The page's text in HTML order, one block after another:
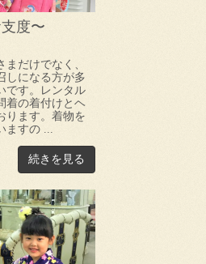
度〜
だけでなく、
しになる方が多
です。レンタル
着の着付けとヘ
ります。着物を
ますの ...
続きを見る